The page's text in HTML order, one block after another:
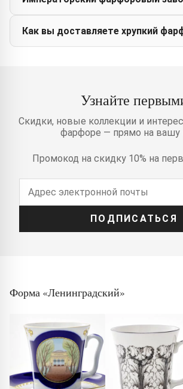
Как вы доставляете хрупкий
Узнайте
Скидки, новые коллекции и
фарфоре — прямо на вашу
Промокод на скидку 10% на
ПОДПИСАТЬСЯ
Форма «Ленинградский»